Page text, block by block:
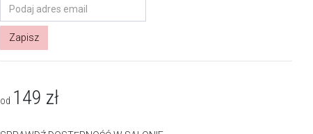
Zapisz
od 149 zł